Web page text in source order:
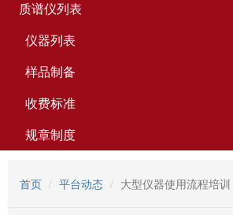
质谱仪列表
仪器列表
样品制备
收费标准
规章制度
首页 平台动态 大型仪器使用流程培训